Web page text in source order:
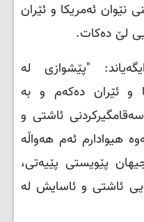
نێوان ئەمریکا و ئێران
لێ دەکات.
"پێشوازی لە
و ئێران دەکەم و بە
ئاشتی و
هیوادارم ئەم هەواڵە
پێویستی پێیەتی،
ئاشتی و ئاسایش لە